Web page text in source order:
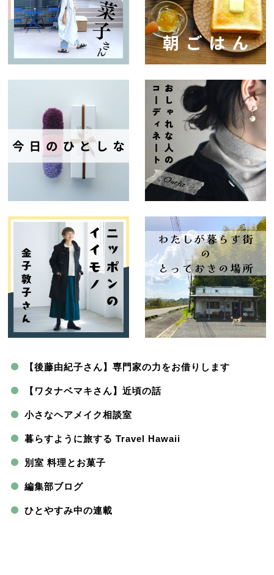
【後藤由紀子さん】専門家の力をお借りします
【ワタナベマキさん】近頃の話
小さなヘアメイク相談室
暮らすように旅する Travel Hawaii
別室 料理とお菓子
編集部ブログ
ひとやすみ中の連載